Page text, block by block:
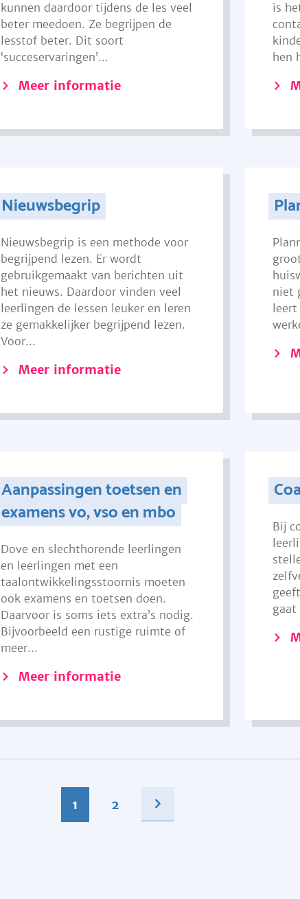
kunnen daardoor tijdens de les veel
beter meedoen. Ze begrijpen de
lesstof beter. Dit soort
‘succeservaringen’...
Meer informatie
is
hen
Nieuwsbegrip
Nieuwsbegrip is een methode voor
begrijpend lezen. Er wordt
gebruikgemaakt van berichten uit
het nieuws. Daardoor vinden veel
leerlingen de lessen leuker en leren
ze gemakkelijker begrijpend lezen.
Voor...
Meer informatie
niet
Aanpassingen toetsen en
examens vo, vso en mbo
Dove en slechthorende leerlingen
en leerlingen met een
taalontwikkelingsstoornis moeten
ook examens en toetsen doen.
Daarvoor is soms iets extra’s nodig.
Bijvoorbeeld een rustige ruimte of
meer...
Meer informatie
Bij
gaat
1 2